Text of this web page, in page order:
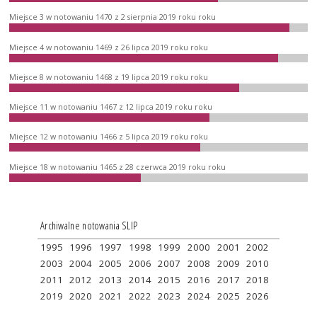
Miejsce 3 w notowaniu 1470 z 2 sierpnia 2019 roku roku
Miejsce 4 w notowaniu 1469 z 26 lipca 2019 roku roku
Miejsce 8 w notowaniu 1468 z 19 lipca 2019 roku roku
Miejsce 11 w notowaniu 1467 z 12 lipca 2019 roku roku
Miejsce 12 w notowaniu 1466 z 5 lipca 2019 roku roku
Miejsce 18 w notowaniu 1465 z 28 czerwca 2019 roku roku
Archiwalne notowania SLIP
1995 1996 1997 1998 1999 2000 2001
2002
2003 2004 2005 2006 2007 2008 2009 2010
2011
2012 2013 2014 2015 2016 2017 2018
2019 2020 2021 2022 2023 2024 2025 2026